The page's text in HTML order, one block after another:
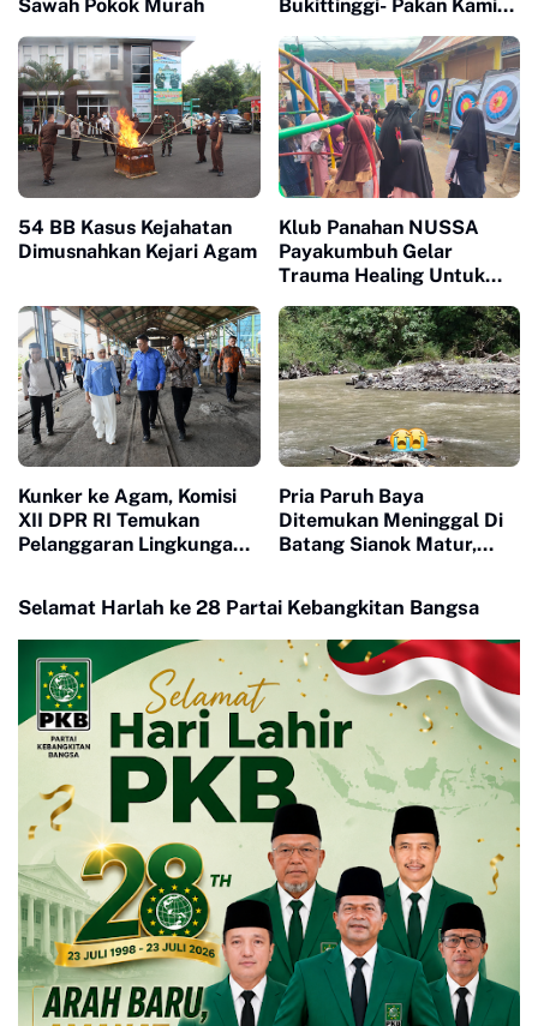
Sawah Pokok Murah
Bukittinggi- Pakan Kamih
54 BB Kasus Kejahatan
Dimusnahkan Kejari Agam
Klub Panahan NUSSA
Payakumbuh Gelar
Trauma Healing Untuk
Malalak
Kunker ke Agam, Komisi
XII DPR RI Temukan
Pelanggaran Lingkungan
Pria Paruh Baya
Ditemukan Meninggal Di
Batang Sianok Matur,
Selamat Harlah ke 28 Partai Kebangkitan Bangsa